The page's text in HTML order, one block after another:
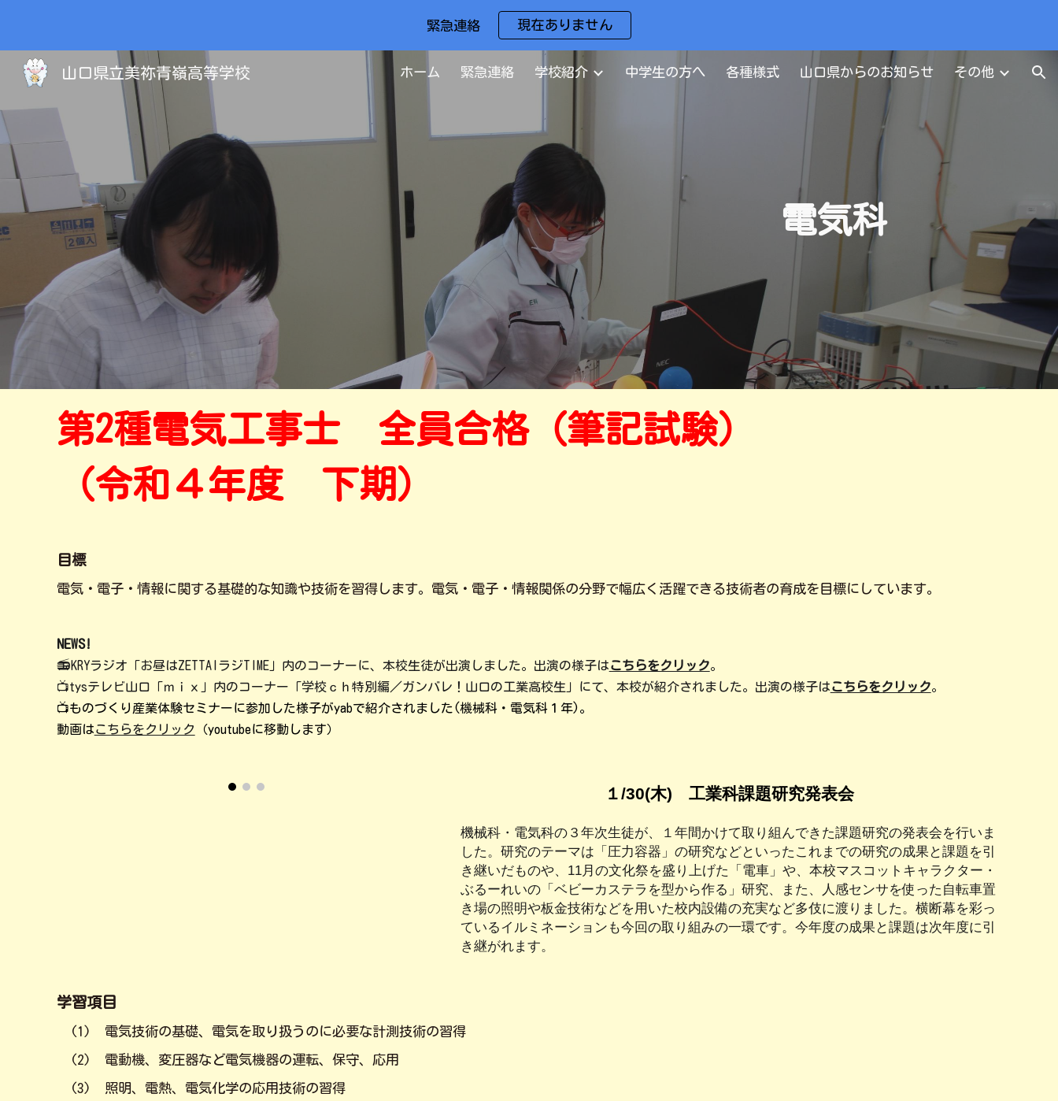
Skip to main content緊急連絡 現在ありません
山口県立美祢青嶺高等学校 ホーム 緊急連絡 学校紹介 中学生の方へ 各種様式 山口県からのお知らせ その他
電気科
第2種電気工事士 全員合格（筆記試験）
（令和４年度 下期）
目標
電気・電子・情報に関する基礎的な知識や技術を習得します。電気・電子・情報関係の分野で幅広く活躍できる技術者の育成を目標にしています。
NEWS!
📻KRYラジオ「お昼はZETTAIラジTIME」内のコーナーに、本校生徒が出演しました。出演の様子はこちらをクリック。
📺tysテレビ山口「ｍｉｘ」内のコーナー「学校ｃｈ特別編／ガンバレ！山口の工業高校生」にて、本校が紹介されました。出演の様子はこちらをクリック。
📺ものづくり産業体験セミナーに参加した様子がyabで紹介されました(機械科・電気科１年)。
動画はこちらをクリック （youtubeに移動します）
１/30(木) 工業科課題研究発表会
機械科・電気科の３年次生徒が、１年間かけて取り組んできた課題研究の発表会を行いま
した。研究のテーマは「圧力容器」の研究などといったこれまでの研究の成果と課題を引
き継いだものや、11月の文化祭を盛り上げた「電車」や、本校マスコットキャラクター・
ぶるーれいの「ベビーカステラを型から作る」研究、また、人感センサを使った自転車置
き場の照明や板金技術などを用いた校内設備の充実など多伎に渡りました。横断幕を彩っ
ているイルミネーションも今回の取り組みの一環です。今年度の成果と課題は次年度に引
き継がれます。
学習項目
(1) 電気技術の基礎、電気を取り扱うのに必要な計測技術の習得
(2) 電動機、変圧器など電気機器の運転、保守、応用
(3) 照明、電熱、電気化学の応用技術の習得